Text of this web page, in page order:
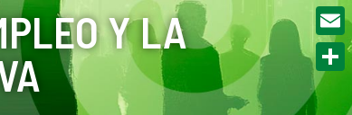
Y LA
Email